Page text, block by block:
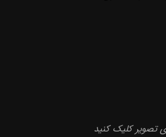
تصویر کلیک کنید